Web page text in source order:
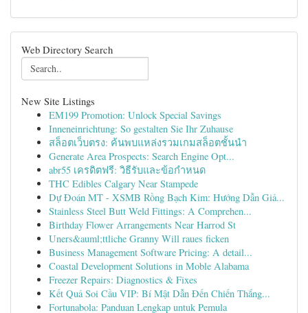
Web Directory Search
New Site Listings
EM199 Promotion: Unlock Special Savings
Inneneinrichtung: So gestalten Sie Ihr Zuhause
สล็อตเว็บตรง: ค้นพบแหล่งรวมเกมสล็อตชั้นนำ
Generate Area Prospects: Search Engine Opt...
abr55 เครดิตฟรี: วิธีรับและข้อกำหนด
THC Edibles Calgary Near Stampede
Dự Đoán MT - XSMB Rồng Bạch Kim: Hướng Dẫn Giả...
Stainless Steel Butt Weld Fittings: A Comprehen...
Birthday Flower Arrangements Near Harrod St
Uners&auml;ttliche Granny Will raues ficken
Business Management Software Pricing: A detail...
Coastal Development Solutions in Moble Alabama
Freezer Repairs: Diagnostics & Fixes
Kết Quả Soi Cầu VIP: Bí Mật Dẫn Đến Chiến Thắng...
Fortunabola: Panduan Lengkap untuk Pemula